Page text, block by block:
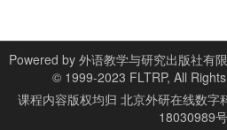
Powered by 外语教学与研究出版社有
© 1999-2023 FLTRP, All
课程内容版权均归 北京外研在线数字
18030989